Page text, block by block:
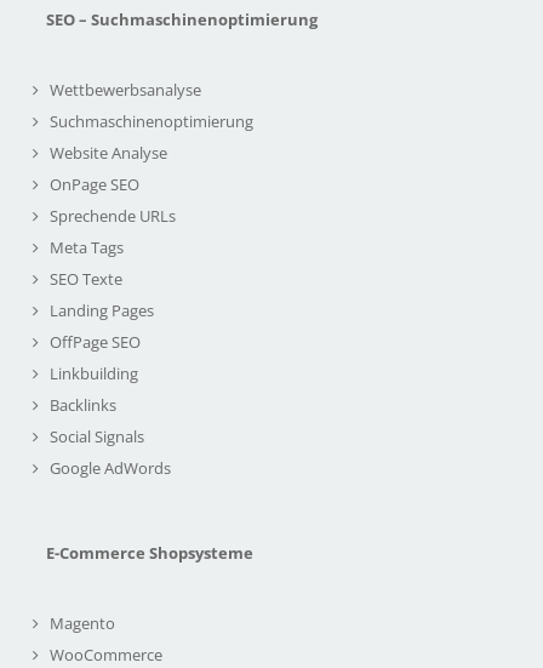
SEO – Suchmaschinenoptimierung
Wettbewerbsanalyse
Suchmaschinenoptimierung
Website Analyse
OnPage SEO
Sprechende URLs
Meta Tags
SEO Texte
Landing Pages
OffPage SEO
Linkbuilding
Backlinks
Social Signals
Google AdWords
E-Commerce Shopsysteme
Magento
WooCommerce